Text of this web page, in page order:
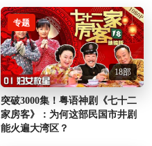
专题
18部
突破3000集！粤语神剧《七十二
家房客》：为何这部民国市井剧
能火遍大湾区？